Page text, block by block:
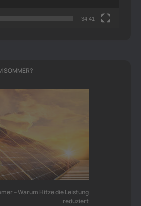
34:41
SOMMER?
– Warum Hitze die Leistung
reduziert